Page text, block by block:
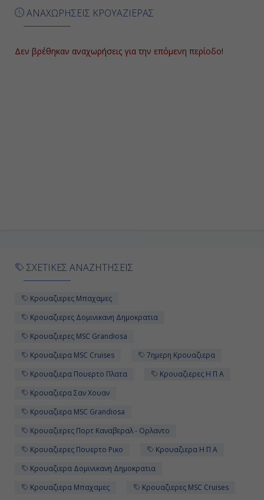
ΑΝΑΧΩΡΗΣΕΙΣ ΚΡΟΥΑΖΙΕΡΑΣ
Δεν βρέθηκαν αναχωρήσεις για την επόμενη περίοδο!
ΣΧΕΤΙΚΕΣ ΑΝΑΖΗΤΗΣΕΙΣ
Κρουαζιερες Μπαχαμες
Κρουαζιερες Δομινικανη Δημοκρατια
Κρουαζιερες MSC Grandiosa
Κρουαζιερα MSC Cruises
7ημερη Κρουαζιερα
Κρουαζιερα Πουερτο Πλατα
Κρουαζιερες Η Π Α
Κρουαζιερα Σαν Χουαν
Κρουαζιερα MSC Grandiosa
Κρουαζιερες Πορτ Καναβεραλ - Ορλαντο
Κρουαζιερες Πουερτο Ρικο
Κρουαζιερα Η Π Α
Κρουαζιερα Δομινικανη Δημοκρατια
Κρουαζιερα Μπαχαμες
Κρουαζιερες MSC Cruises